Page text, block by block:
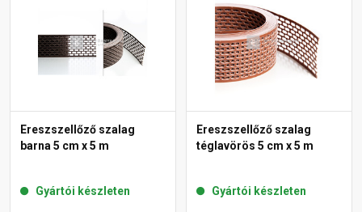
Ereszszellőző szalag
barna 5 cm x 5 m
Gyártói készleten
Ereszszellőző szalag
téglavörös 5 cm x 5 m
Gyártói készleten